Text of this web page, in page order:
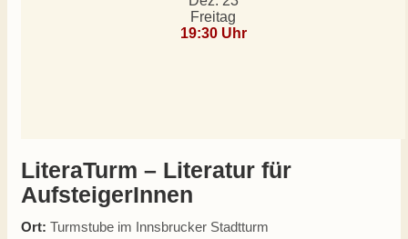
Freitag
19:30 Uhr
LiteraTurm – Literatur für
AufsteigerInnen
Ort: Turmstube im Innsbrucker Stadtturm